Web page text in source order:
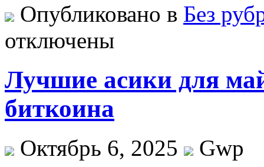
Опубликовано в Без
отключены
Лучшие асики для
биткоина
Октябрь 6, 2025
Gwp